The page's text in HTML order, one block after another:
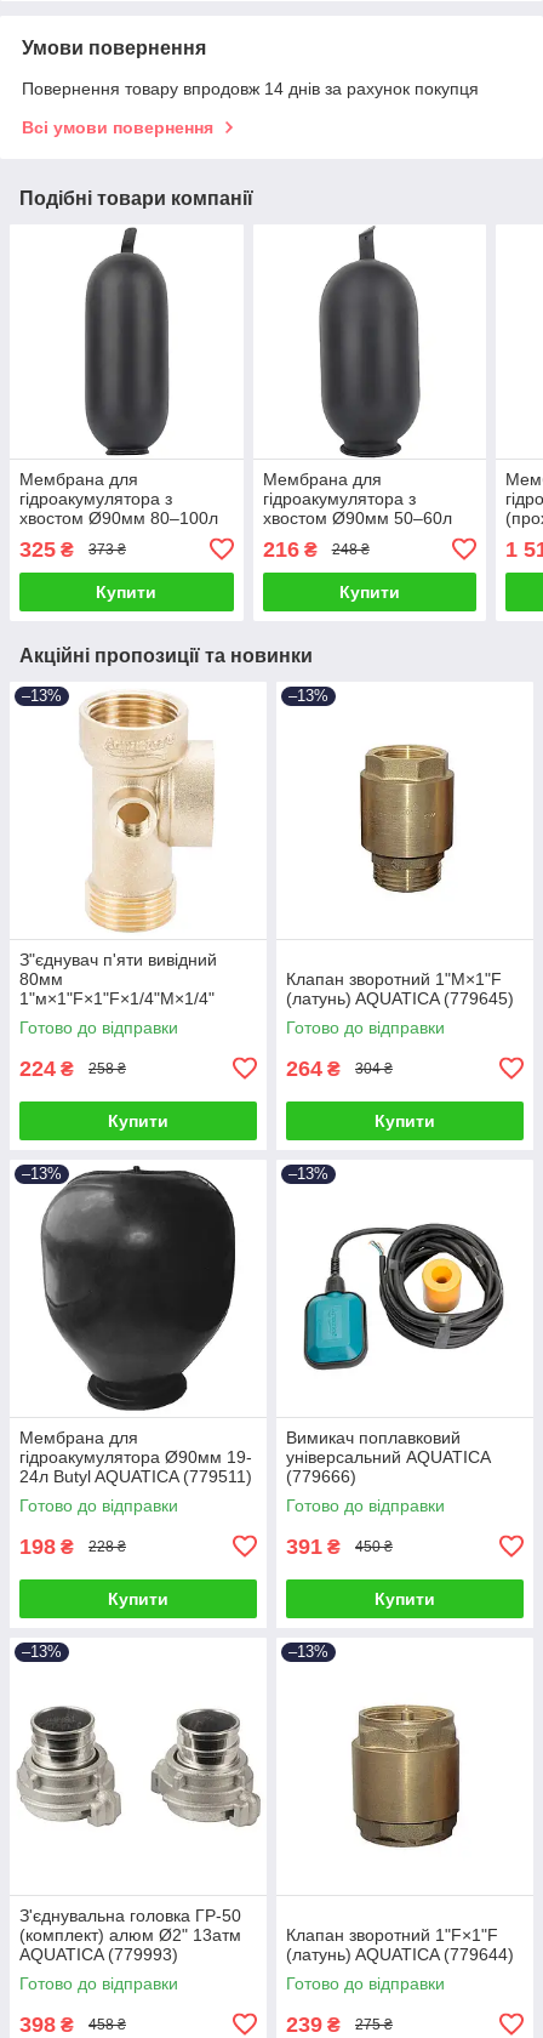
Умови повернення
Повернення товару впродовж 14 днів за рахунок покупця
Всі умови повернення
Подібні товари компанії
Мембрана для
гідроакумулятора з
хвостом Ø90мм 80–100л
Rubber WETRON (779503)
325 ₴ 373 ₴
Купити
Мембрана для
гідроакумулятора з
хвостом Ø90мм 50–60л
Rubber WETRON (779502)
216₴ 248 ₴
Купити
1
Акційні пропозиції та новинки
–13%
З"єднувач п'яти вивідний
80мм
1"м×1"F×1"F×1/4"M×1/4"
F∠180° AQUATICA (779599)
Готово до відправки
224 ₴ 258 ₴
Купити
–13%
Клапан зворотний 1"M×1"F
(латунь) AQUATICA (779645)
Готово до відправки
264 ₴ 304 ₴
Купити
–13%
Мембрана для
гідроакумулятора Ø90мм 19-
24л Butyl AQUATICA (779511)
Готово до відправки
198 ₴ 228 ₴
Купити
–13%
Вимикач поплавковий
універсальний AQUATICA
(779666)
Готово до відправки
391 ₴ 450 ₴
Купити
–13%
З'єднувальна головка ГР-50
(комплект) алюм Ø2" 13атм
AQUATICA (779993)
Готово до відправки
398 ₴ 458 ₴
–13%
Клапан зворотний 1"F×1"F
(латунь) AQUATICA (779644)
Готово до відправки
239 ₴ 275 ₴